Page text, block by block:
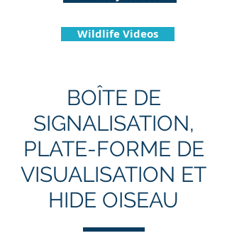
Wildlife Videos
BOÎTE DE
SIGNALISATION,
PLATE-FORME DE
VISUALISATION ET
HIDE OISEAU